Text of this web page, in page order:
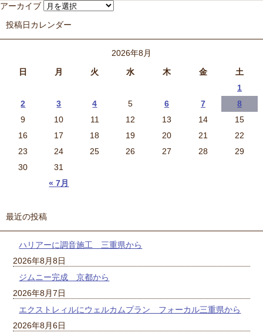
アーカイブ
投稿日カレンダー
2026年8月
日
月 火 水 木 金 土
« 7月
1
2
3 4 5 6 7
8
9
10 11 12 13 14
15
16
17 18 19 20 21
22
23
24 25 26 27 28
29
30
31
最近の投稿
ハリアーに調音施工 三重県から
2026年8月8日
ジムニー完成 京都から
2026年8月7日
エクストレィルにウェルカムプラン フォーカル三重県から
2026年8月6日